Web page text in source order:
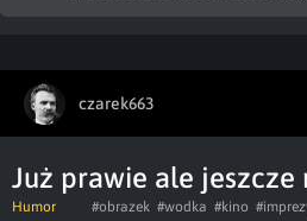
czarek663
Już prawie ale jeszcze
Humor #obrazek #wodka #kino